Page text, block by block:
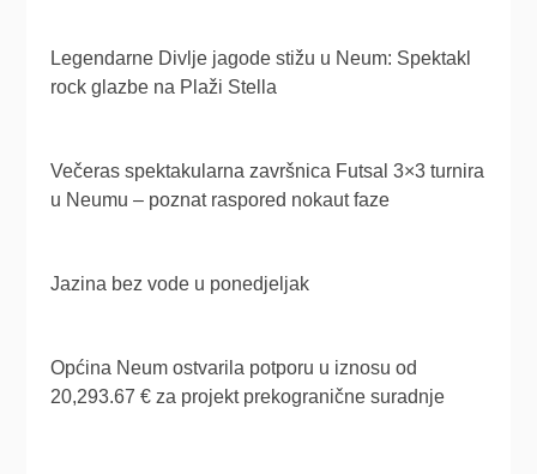
Legendarne Divlje jagode stižu u Neum: Spektakl
rock glazbe na Plaži Stella
Večeras spektakularna završnica Futsal 3×3 turnira
u Neumu – poznat raspored nokaut faze
Jazina bez vode u ponedjeljak
Općina Neum ostvarila potporu u iznosu od
20,293.67 € za projekt prekogranične suradnje